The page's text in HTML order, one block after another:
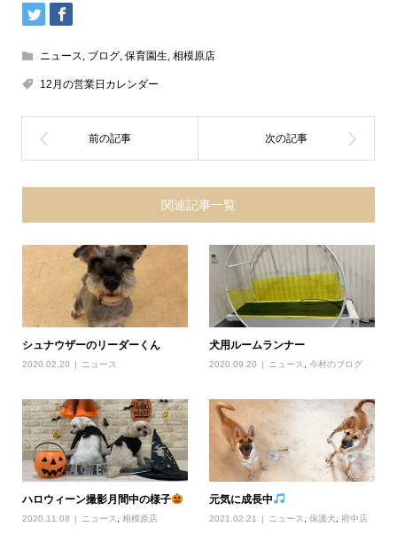
ニュース ブログ, 保育園生 相模原店
12月の営業日カレンダー
関連記事一覧
シュナウザーのリーダーくん
2020.02.20 ニュース
犬用ルームランナー
2020.09.20 ニュース ,今村のブログ
ハロウィーン撮影月間中の様子
2020.11.08 ニュース, 相模原店
元気に成長中
2021.02.21 ニュース,保護犬, 府中店